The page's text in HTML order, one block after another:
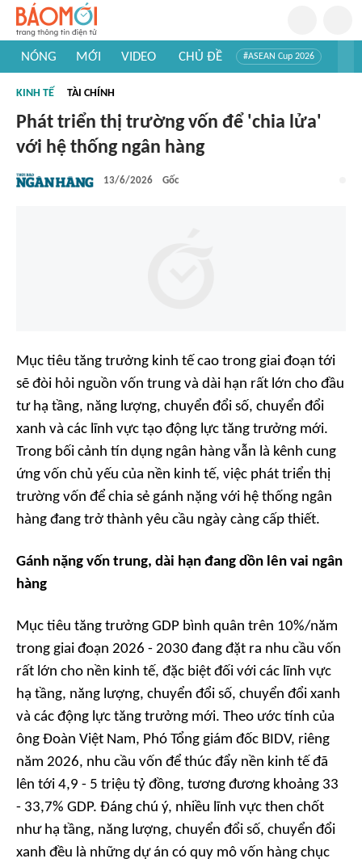
NÓNG MỚI VIDEO CHỦ ĐỀ #ASEAN Cup 2026
#Khám phá thế giới
KINH TẾ TÀI CHÍNH
Phát triển thị trường vốn để 'chia lửa'
với hệ thống ngân hàng
13/6/2026 Gốc
Mục tiêu tăng trưởng kinh tế cao trong giai đoạn tới
sẽ đòi hỏi nguồn vốn trung và dài hạn rất lớn cho đầu
tư hạ tầng, năng lượng, chuyển đổi số, chuyển đổi
xanh và các lĩnh vực tạo động lực tăng trưởng mới.
Trong bối cảnh tín dụng ngân hàng vẫn là kênh cung
ứng vốn chủ yếu của nền kinh tế, việc phát triển thị
trường vốn để chia sẻ gánh nặng với hệ thống ngân
hàng đang trở thành yêu cầu ngày càng cấp thiết.
Gánh nặng vốn trung, dài hạn đang dồn lên vai ngân
hàng
Mục tiêu tăng trưởng GDP bình quân trên 10%/năm
trong giai đoạn 2026 - 2030 đang đặt ra nhu cầu vốn
rất lớn cho nền kinh tế, đặc biệt đối với các lĩnh vực
hạ tầng, năng lượng, chuyển đổi số, chuyển đổi xanh
và các động lực tăng trưởng mới. Theo ước tính của
ông Đoàn Việt Nam, Phó Tổng giám đốc BIDV, riêng
năm 2026, nhu cầu vốn để thúc đẩy nền kinh tế đã
lên tới 4,9 - 5 triệu tỷ đồng, tương đương khoảng 33
- 33,7% GDP. Đáng chú ý, nhiều lĩnh vực then chốt
như hạ tầng, năng lượng, chuyển đổi số, chuyển đổi
xanh đều là những dự án có quy mô vốn hàng chục